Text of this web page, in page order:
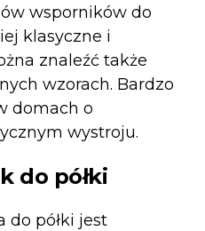
wsporników do
klasyczne i
znaleźć także
wzorach. Bardzo
domach o
wystroju.
do półki
do półki jest